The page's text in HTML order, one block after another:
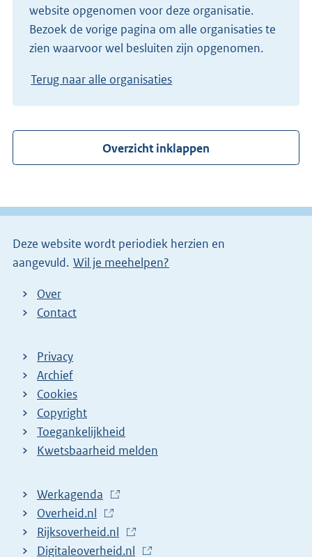
website opgenomen voor deze organisatie.
Bezoek de vorige pagina om alle organisaties te
zien waarvoor wel besluiten zijn opgenomen.
Terug naar alle organisaties
Overzicht inklappen
Deze website wordt periodiek herzien en
aangevuld. Wil je meehelpen?
Over
Contact
Privacy
Archief
Cookies
Copyright
Toegankelijkheid
Kwetsbaarheid melden
Werkagenda
E
x
t
Overheid.nl
E
x
Rijksoverheid.nl
E
Digitaleoverheid.nl